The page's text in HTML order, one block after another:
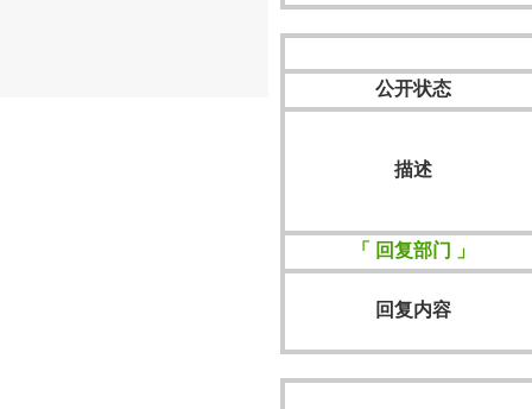
公开状态
描述
「 回复部门 」
回复内容